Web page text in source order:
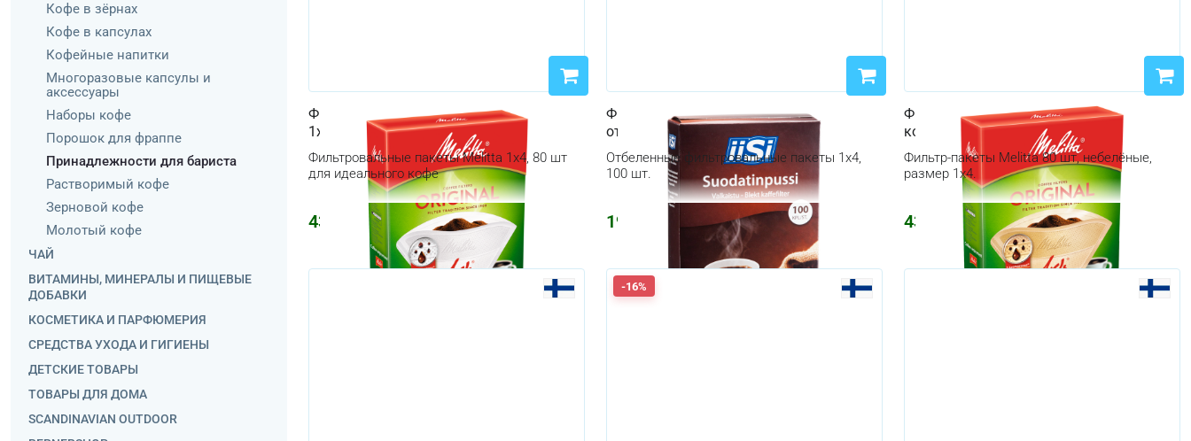
Кофе в зёрнах
Кофе в капсулах
Кофейные напитки
Многоразовые капсулы и
аксессуары
Наборы кофе
Порошок для фраппе
Принадлежности для бариста
Растворимый кофе
Зерновой кофе
Молотый кофе
ЧАЙ
ВИТАМИНЫ, МИНЕРАЛЫ И ПИЩЕВЫЕ
ДОБАВКИ
КОСМЕТИКА И ПАРФЮМЕРИЯ
СРЕДСТВА УХОДА И ГИГИЕНЫ
ДЕТСКИЕ ТОВАРЫ
ТОВАРЫ ДЛЯ ДОМА
SCANDINAVIAN OUTDOOR
Фильтровальные пакеты Melitta 80 шт
1x4 белые
Фильтровальные пакеты Melitta 1x4, 80 шт
для идеального кофе
437
Фильтровальные пакеты 4/100
отбеленные
Отбеленные фильтровальные пакеты 1x4,
100 шт.
198
Фильтр-пакеты Melitta 80 шт 1x4
коричневые
Фильтр-пакеты Melitta 80 шт, небелёные,
размер 1x4.
437 521
-16%